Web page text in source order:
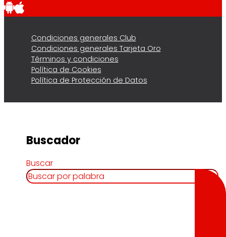
Condiciones generales Club
Condiciones generales Tarjeta Oro
Términos y condiciones
Política de Cookies
Política de Protección de Datos
Buscador
Buscar